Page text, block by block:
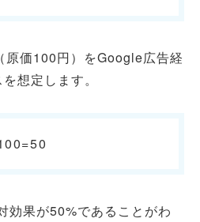
原価100円）をGoogle広告経
想定します。
効果が50%であることがわ